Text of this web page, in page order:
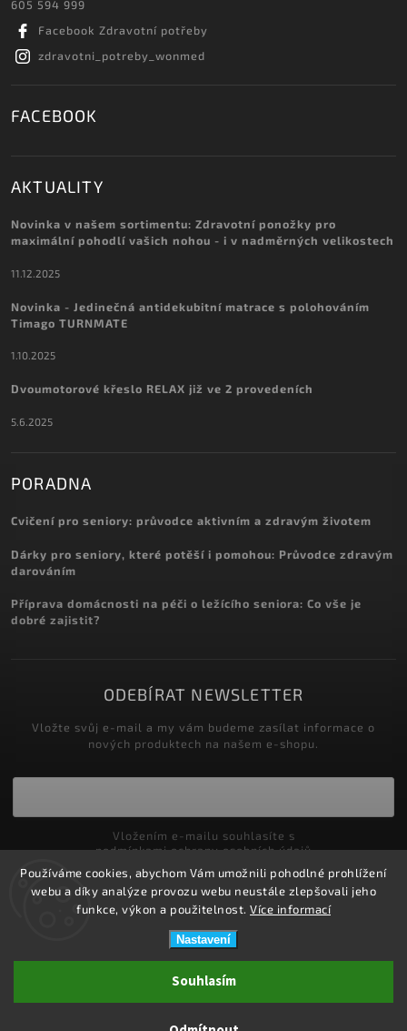
Používáme cookies, abychom Vám umožnili pohodlné prohlížení
webu a díky analýze provozu webu neustále zlepšovali jeho
funkce, výkon a použitelnost. Více informací
Nastavení
Souhlasím
605 594 999
Facebook Zdravotní potřeby
zdravotni_potreby_wonmed
FACEBOOK
AKTUALITY
Novinka v našem sortimentu: Zdravotní ponožky pro
maximální pohodlí vašich nohou - i v nadměrných velikostech
11.12.2025
Novinka - Jedinečná antidekubitní matrace s polohováním
Timago TURNMATE
1.10.2025
Dvoumotorové křeslo RELAX již ve 2 provedeních
5.6.2025
PORADNA
Cvičení pro seniory: průvodce aktivním a zdravým životem
Dárky pro seniory, které potěší i pomohou: Průvodce zdravým
darováním
Příprava domácnosti na péči o ležícího seniora: Co vše je
dobré zajistit?
ODEBÍRAT NEWSLETTER
Vložte svůj e-mail a my vám budeme zasílat informace o
nových produktech na našem e-shopu.
podmínkami ochrany osobních údajů
Přihlásit se
ZDRAVOTNÍ POTŘEBY DRDLOVÁ
Upravit nastavení cookies